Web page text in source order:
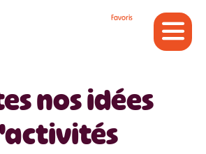
Favoris
nos idées